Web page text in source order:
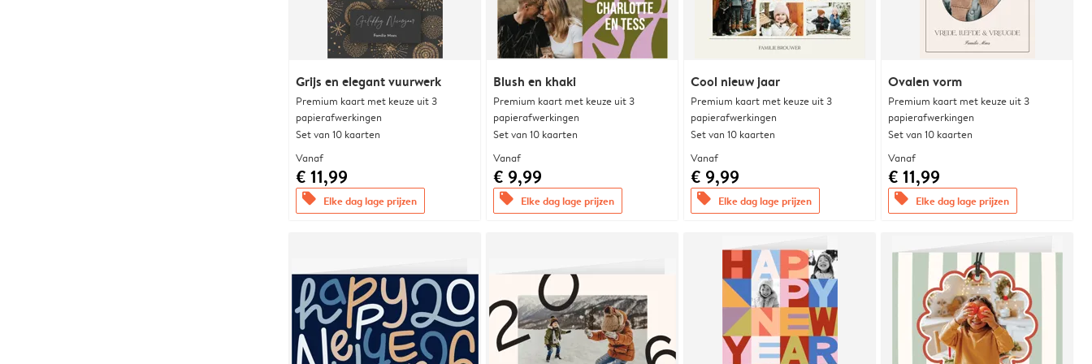
Grijs en elegant vuurwerk
Premium kaart met keuze uit 3
papierafwerkingen
Set van 10 kaarten
Vanaf
€ 11,99
offers Elke dag lage prijzen
Blush en khaki
Premium kaart met keuze uit 3
papierafwerkingen
Set van 10 kaarten
Vanaf
€ 9,99
offers Elke dag lage prijzen
Cool nieuw jaar
Premium kaart met keuze uit 3
papierafwerkingen
Set van 10 kaarten
Vanaf
€ 9,99
offers Elke dag lage prijzen
Ovalen vorm
Premium kaart met keuze uit 3
papierafwerkingen
Set van 10 kaarten
Vanaf
€ 11,99
offers Elke dag lage prijzen